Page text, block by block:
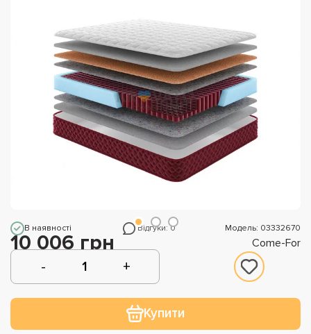
В наявності Відгуки: 0 Модель: 03332670
10 006 грн Come-For
Купити